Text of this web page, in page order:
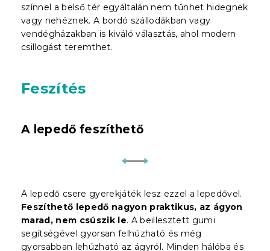
színnel a belső tér egyáltalán nem tűnhet hidegnek
vagy nehéznek. A bordó szállodákban vagy
vendégházakban is kiváló választás, ahol modern
csillogást teremthet.
Feszítés
A lepedő feszíthető
A lepedő csere gyerekjáték lesz ezzel a lepedővel.
Feszíthető lepedő nagyon praktikus, az ágyon
marad, nem csúszik le. A beillesztett gumi
segítségével gyorsan felhúzható és még
gyorsabban lehúzható az ágyról. Minden hálóba és